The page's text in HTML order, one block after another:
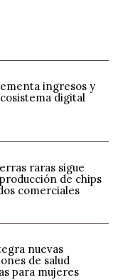
ingresos y
digital
raras sigue
de chips
comerciales
nuevas
de salud
para mujeres